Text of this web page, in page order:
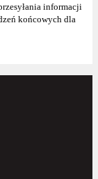
informacji
końcowych dla